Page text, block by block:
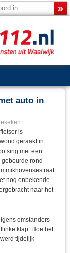
auto in
is
geraakt in
met een
rond
nog onbekende
naar het
omstanders
klap. Hoe het
tijdelijk